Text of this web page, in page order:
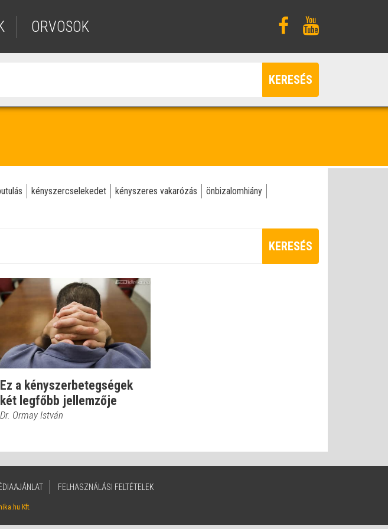
ORVOSOK
KERESÉS
kényszercselekedet kényszeres vakarózás
önbizalomhiány
KERESÉS
Ez a kényszerbetegségek
két legfőbb jellemzője
Dr. Ormay István
FELHASZNÁLÁSI FELTÉTELEK
Kft.